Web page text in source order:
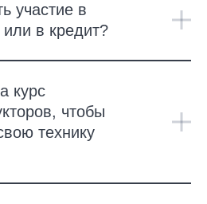
участие в
или в кредит?
курс
чтобы
технику